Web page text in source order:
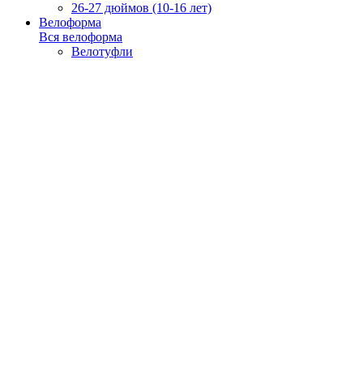
26-27 дюймов (10-16 лет)
Велоформа
Вся велоформа
Велотуфли